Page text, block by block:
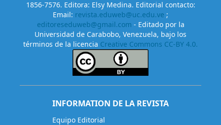
1856-7576. Editora: Elsy Medina. Editorial contacto:
Email: revista.eduweb@uc.edu.ve ;
editoreseduweb@gmail.com - Editado por la
Universidad de Carabobo, Venezuela, bajo los
términos de la licencia Creative Commons CC-BY 4.0.
INFORMATION DE LA REVISTA
Equipo Editorial